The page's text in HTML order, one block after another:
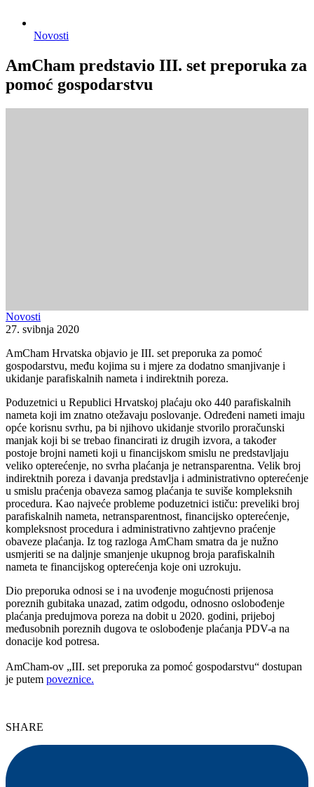
Novosti
AmCham predstavio III. set preporuka za
pomoć gospodarstvu
Novosti
27. svibnja 2020
AmCham Hrvatska objavio je III. set preporuka za pomoć
gospodarstvu, među kojima su i mjere za dodatno smanjivanje i
ukidanje parafiskalnih nameta i indirektnih poreza.
Poduzetnici u Republici Hrvatskoj plaćaju oko 440 parafiskalnih
nameta koji im znatno otežavaju poslovanje. Određeni nameti imaju
opće korisnu svrhu, pa bi njihovo ukidanje stvorilo proračunski
manjak koji bi se trebao financirati iz drugih izvora, a također
postoje brojni nameti koji u financijskom smislu ne predstavljaju
veliko opterećenje, no svrha plaćanja je netransparentna. Velik broj
indirektnih poreza i davanja predstavlja i administrativno opterećenje
u smislu praćenja obaveza samog plaćanja te suviše kompleksnih
procedura. Kao najveće probleme poduzetnici ističu: preveliki broj
parafiskalnih nameta, netransparentnost, financijsko opterećenje,
kompleksnost procedura i administrativno zahtjevno praćenje
obaveze plaćanja. Iz tog razloga AmCham smatra da je nužno
usmjeriti se na daljnje smanjenje ukupnog broja parafiskalnih
nameta te financijskog opterećenja koje oni uzrokuju.
Dio preporuka odnosi se i na uvođenje mogućnosti prijenosa
poreznih gubitaka unazad, zatim odgodu, odnosno oslobođenje
plaćanja predujmova poreza na dobit u 2020. godini, prijeboj
međusobnih poreznih dugova te oslobođenje plaćanja PDV-a na
donacije kod potresa.
AmCham-ov „III. set preporuka za pomoć gospodarstvu“ dostupan
je putem poveznice.
SHARE